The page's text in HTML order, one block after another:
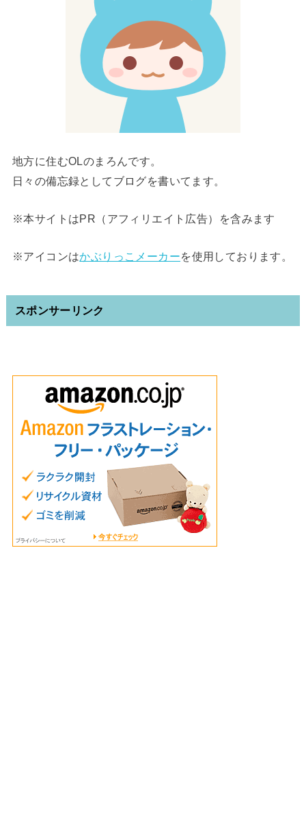
地方に住むOLのまろんです。
日々の備忘録としてブログを書いてます。
※本サイトはPR（アフィリエイト広告）を含みます
※アイコンはかぶりっこメーカーを使用しております。
スポンサーリンク